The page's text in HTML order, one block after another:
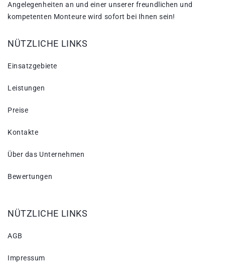
Angelegenheiten an und einer unserer freundlichen und
kompetenten Monteure wird sofort bei Ihnen sein!
NÜTZLICHE LINKS
Einsatzgebiete
Leistungen
Preise
Kontakte
Über das Unternehmen
Bewertungen
NÜTZLICHE LINKS
AGB
Impressum